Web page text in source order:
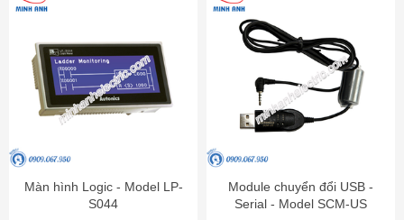
Màn hình Logic - Model LP-
S044
Module chuyển đổi USB -
Serial - Model SCM-US